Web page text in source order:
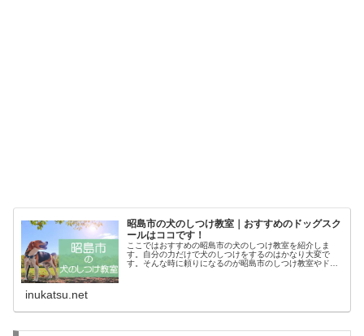
昭島市の犬のしつけ教室｜おすすめのドッグスク
ールはココです！
ここではおすすめの昭島市の犬のしつけ教室を紹介しま
す。自分の力だけで犬のしつけをするのはかなり大変で
す。そんな時に頼りになるのが昭島市のしつけ教室やドッ
inukatsu.net